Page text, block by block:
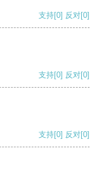
支持[0] 反对[0]
支持[0] 反对[0]
支持[0] 反对[0]